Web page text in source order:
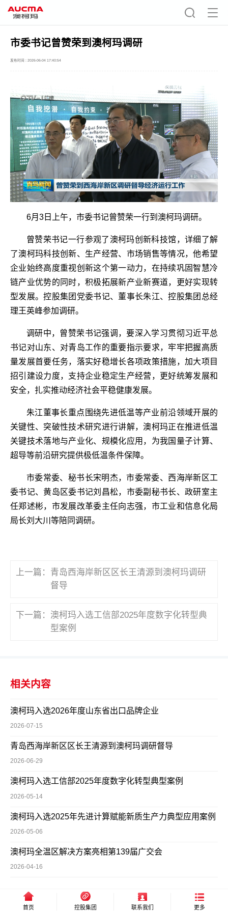
市委书记曾赞荣到澳柯玛调研
发布时间 : 2026-06-04 17:40:54
6月3日上午，市委书记曾赞荣一行到澳柯玛调研。
曾赞荣书记一行参观了澳柯玛创新科技馆，详细了解
了澳柯玛科技创新、生产经营、市场销售等情况，他希望
企业始终高度重视创新这个第一动力，在持续巩固智慧冷
链产业优势的同时，积极拓展新产业新赛道，更好实现转
型发展。控股集团党委书记、董事长朱江、控股集团总经
理王英峰参加调研。
调研中，曾赞荣书记强调，要深入学习贯彻习近平总
书记对山东、对青岛工作的重要指示要求，牢牢把握高质
量发展首要任务，落实好稳增长各项政策措施，加大项目
招引建设力度，支持企业稳定生产经营，更好统筹发展和
安全，扎实推动经济社会平稳健康发展。
朱江董事长重点围绕先进低温等产业前沿领域开展的
关键性、突破性技术研究进行讲解，澳柯玛正在推进低温
关键技术落地与产业化、规模化应用，为我国量子计算、
超导等前沿研究提供极低温条件保障。
市委常委、秘书长宋明杰，市委常委、西海岸新区工
委书记、黄岛区委书记刘昌松，市委副秘书长、政研室主
任郑述彬，市发展改革委主任向志强，市工业和信息化局
局长刘大川等陪同调研。
上一篇： 青岛西海岸新区区长王清源到澳柯玛调研
督导
下一篇： 澳柯玛入选工信部2025年度数字化转型典
型案例
相关内容
澳柯玛入选2026年度山东省出口品牌企业
2026-07-15
青岛西海岸新区区长王清源到澳柯玛调研督导
2026-06-29
澳柯玛入选工信部2025年度数字化转型典型案例
2026-05-14
澳柯玛入选2025年先进计算赋能新质生产力典型应用案例
2026-05-06
澳柯玛全温区解决方案亮相第139届广交会
2026-04-16
首页 控股集团 联系我们 更多